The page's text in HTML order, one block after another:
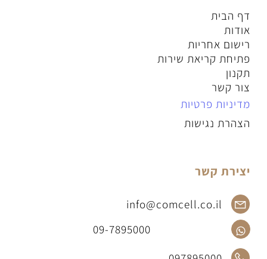
דף הבית
אודות
רישום אחריות
פתיחת קריאת שירות
תקנון
צור קשר
מדיניות פרטיות
הצהרת נגישות
יצירת קשר
info@comcell.co.il
09-7895000